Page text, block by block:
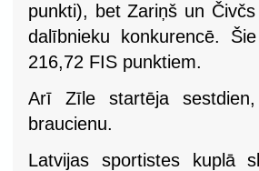
punkti), bet Zariņš un
dalībnieku konkurencē.
216,72 FIS punktiem.
Arī Zīle startēja
braucienu.
Latvijas sportistes kuplā